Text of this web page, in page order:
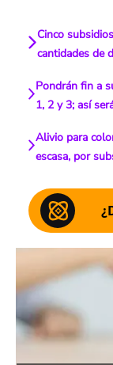
Cinco
cantidades de
Pondrán fin a
1, 2 y 3; así
Alivio para
escasa, por